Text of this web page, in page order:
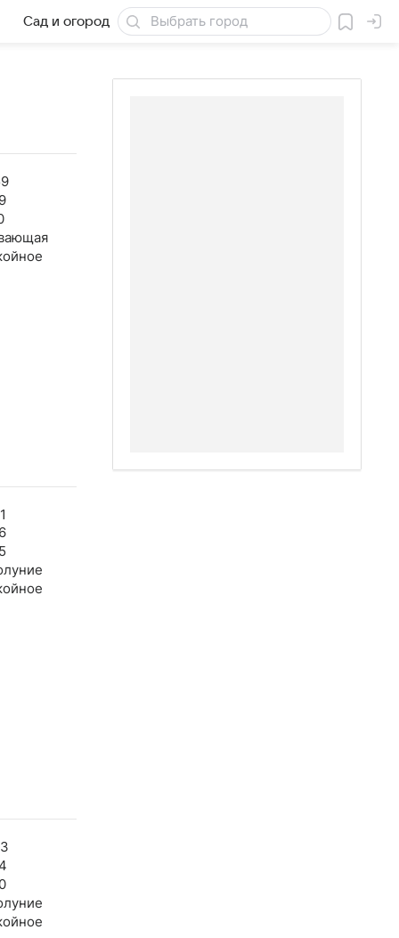
Сад и огород Товары для дачи